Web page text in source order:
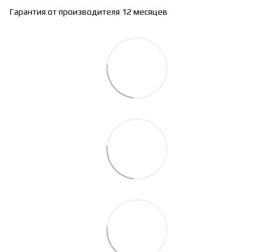
Гарантия от производителя 12 месяцев